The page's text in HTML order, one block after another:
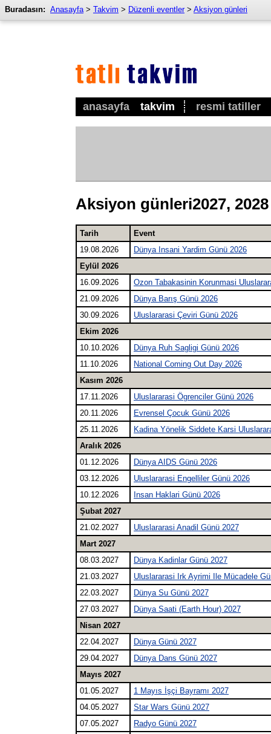
anasayfa takvim resmi tatiller
Buradasın: Anasayfa> Takvim > Düzenli eventler> Aksiyon günleri
Aksiyon günleri2027, 2028
Tarih
Event
19.08.2026
Dünya Insani Yardim Günü 2026
Eylül 2026
16.09.2026
Ozon Tabakasinin Korunmasi
21.09.2026
Dünya Barış Günü 2026
30.09.2026
Uluslararasi Çeviri Günü 2026
Ekim 2026
10.10.2026
Dünya Ruh Sagligi Günü 2026
11.10.2026
National Coming Out Day 2026
Kasım 2026
17.11.2026
Uluslararasi Ögrenciler Günü 2026
20.11.2026
Evrensel Çocuk Günü 2026
25.11.2026
Kadina Yönelik Siddete Karsi
Aralık 2026
01.12.2026
Dünya AIDS Günü 2026
03.12.2026
Uluslararasi Engelliler Günü 2026
10.12.2026
Insan Haklari Günü 2026
Şubat 2027
21.02.2027
Uluslararasi Anadil Günü 2027
Mart 2027
08.03.2027
Dünya Kadinlar Günü 2027
21.03.2027
Uluslararasi Irk Ayrimi Ile Mücadele
22.03.2027
Dünya Su Günü 2027
27.03.2027
Dünya Saati (Earth Hour) 2027
Nisan 2027
22.04.2027
Dünya Günü 2027
29.04.2027
Dünya Dans Günü 2027
Mayıs 2027
01.05.2027
1 Mayıs İşçi Bayramı 2027
04.05.2027
Star Wars Günü 2027
07.05.2027
Radyo Günü 2027